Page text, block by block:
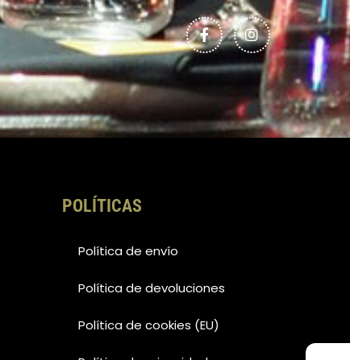
c
e
b
o
o
-
s
t
a
g
r
a
m
POLÍTICAS
Política de envío
Política de devoluciones
Política de cookies (EU)